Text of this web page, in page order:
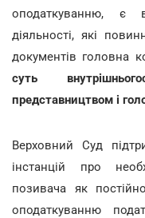
оподаткуванню, є
діяльності, які
документів головна
суть
представництвом і
Верховний Суд
інстанцій про
позивача як
оподаткуванню